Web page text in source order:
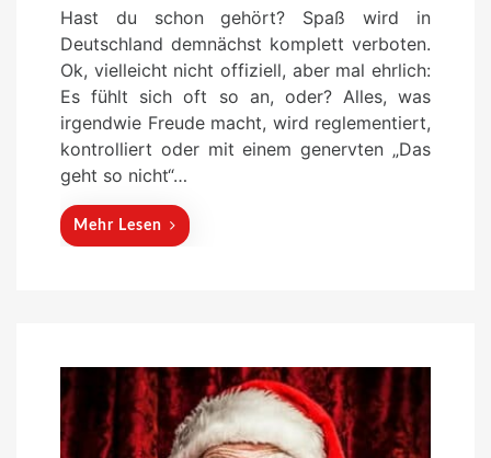
d
o
n
Hast du schon gehört? Spaß wird in
Deutschland demnächst komplett verboten.
Ok, vielleicht nicht offiziell, aber mal ehrlich:
Es fühlt sich oft so an, oder? Alles, was
irgendwie Freude macht, wird reglementiert,
kontrolliert oder mit einem genervten „Das
geht so nicht“…
Mehr Lesen